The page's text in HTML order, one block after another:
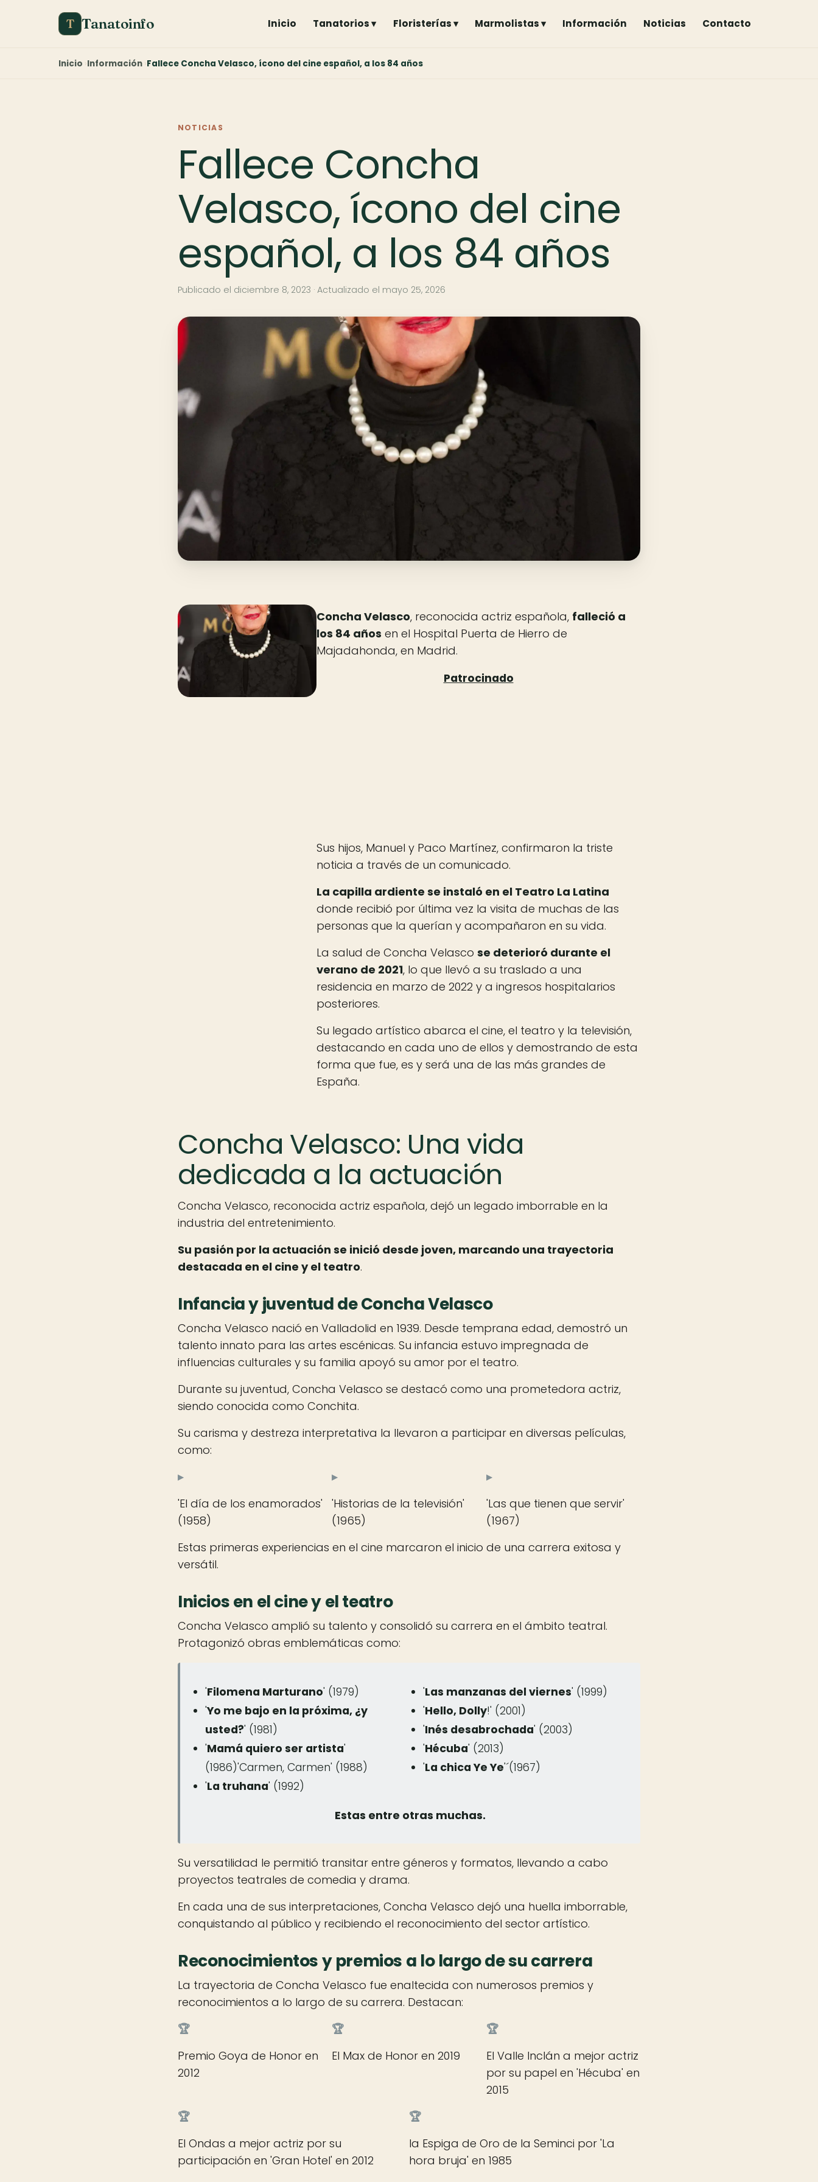
T Tanatoinfo Inicio Tanatorios ▾ Floristerías ▾ Marmolistas ▾ Información Noticias Contacto
Inicio Información Fallece Concha Velasco, ícono del cine español, a los 84 años
NOTICIAS
Fallece Concha
Velasco, ícono del cine
español, a los 84 años
Publicado el diciembre 8, 2023 · Actualizado el mayo 25, 2026
Concha Velasco, reconocida actriz española, falleció a
los 84 años en el Hospital Puerta de Hierro de
Majadahonda, en Madrid.
Sus hijos, Manuel y Paco Martínez, confirmaron la triste
noticia a través de un comunicado.
La capilla ardiente se instaló en el Teatro La Latina
donde recibió por última vez la visita de muchas de las
personas que la querían y acompañaron en su vida.
La salud de Concha Velasco se deterioró durante el
verano de 2021, lo que llevó a su traslado a una
residencia en marzo de 2022 y a ingresos hospitalarios
posteriores.
Su legado artístico abarca el cine, el teatro y la televisión,
destacando en cada uno de ellos y demostrando de esta
forma que fue, es y será una de las más grandes de
España.
Concha Velasco: Una vida
dedicada a la actuación
Concha Velasco, reconocida actriz española, dejó un legado imborrable en la
industria del entretenimiento.
Su pasión por la actuación se inició desde joven, marcando una trayectoria
destacada en el cine y el teatro.
Infancia y juventud de Concha Velasco
Concha Velasco nació en Valladolid en 1939. Desde temprana edad, demostró un
talento innato para las artes escénicas. Su infancia estuvo impregnada de
influencias culturales y su familia apoyó su amor por el teatro.
Durante su juventud, Concha Velasco se destacó como una prometedora actriz,
siendo conocida como Conchita.
Su carisma y destreza interpretativa la llevaron a participar en diversas películas,
como:
▸
'El día de los enamorados'
(1958)
▸
'Historias de la televisión'
(1965)
▸
'Las que tienen que servir'
(1967)
Estas primeras experiencias en el cine marcaron el inicio de una carrera exitosa y
versátil.
Inicios en el cine y el teatro
Concha Velasco amplió su talento y consolidó su carrera en el ámbito teatral.
Protagonizó obras emblemáticas como:
'Filomena Marturano' (1979)
'Yo me bajo en la próxima, ¿y
usted?' (1981)
'Mamá quiero ser artista'
(1986)'Carmen, Carmen' (1988)
'La truhana' (1992)
'Las manzanas del viernes' (1999)
'Hello, Dolly!' (2001)
'Inés desabrochada' (2003)
'Hécuba' (2013)
'La chica Ye Ye'´(1967)
Estas entre otras muchas.
Su versatilidad le permitió transitar entre géneros y formatos, llevando a cabo
proyectos teatrales de comedia y drama.
En cada una de sus interpretaciones, Concha Velasco dejó una huella imborrable,
conquistando al público y recibiendo el reconocimiento del sector artístico.
Reconocimientos y premios a lo largo de su carrera
La trayectoria de Concha Velasco fue enaltecida con numerosos premios y
reconocimientos a lo largo de su carrera. Destacan:
🏆
Premio Goya de Honor en
2012
🏆
El Max de Honor en 2019
🏆
El Valle Inclán a mejor actriz
por su papel en 'Hécuba' en
2015
🏆
El Ondas a mejor actriz por su
participación en 'Gran Hotel' en 2012
🏆
la Espiga de Oro de la Seminci por 'La
hora bruja' en 1985